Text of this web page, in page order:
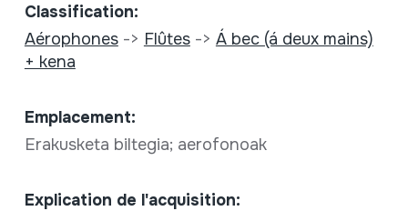
Classification:
Aérophones-> Flûtes-> Á bec (á deux mains)
+ kena
Emplacement:
Erakusketa biltegia; aerofonoak
Explication de l'acquisition: